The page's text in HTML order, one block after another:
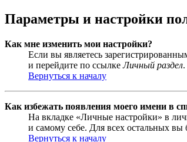
Параметры и настройки
Как мне изменить мои настройки?
Если вы являетесь
и перейдите по ссылкеЛичный раздел
Вернуться к началу
Как избежать появления моего имени в
На вкладке «Личные настройки» в
и самому себе. Для всех остальных вы
Вернуться к началу